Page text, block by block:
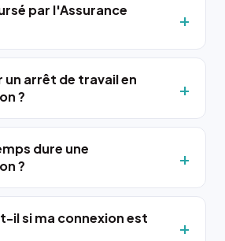
par l'Assurance
arrêt de travail en
?
dure une
?
il si ma connexion est